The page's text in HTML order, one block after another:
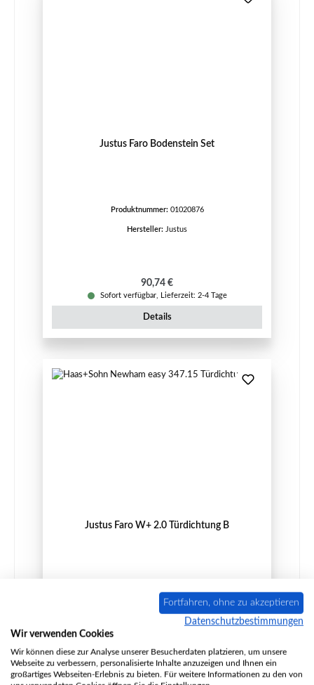
Justus Faro Bodenstein Set
Produktnummer: 01020876
Hersteller: Justus
Regulärer Preis:
90,74 €
Sofort verfügbar, Lieferzeit: 2-4 Tage
Details
Justus Faro W+ 2.0 Türdichtung B
Produktnummer:01063703
Hersteller:
Inhalt:
Regulärer Preis:
30,03 €
Sofort verfügbar, Lieferzeit: 2-4 Tage
Fortfahren, ohne zu akzeptieren
Datenschutzbestimmungen
Wir verwenden Cookies
Wir können diese zur Analyse unserer Besucherdaten platzieren, um unsere
Webseite zu verbessern, personalisierte Inhalte anzuzeigen und Ihnen ein
großartiges Webseiten-Erlebnis zu bieten. Für weitere Informationen zu den von